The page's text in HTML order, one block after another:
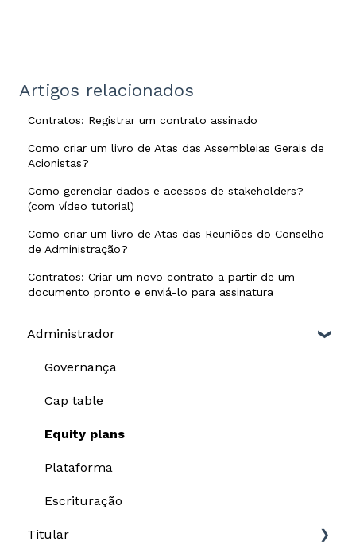
Artigos relacionados
Contratos: Registrar um contrato assinado
Como criar um livro de Atas das Assembleias Gerais de
Acionistas?
Como gerenciar dados e acessos de stakeholders?
(com vídeo tutorial)
Como criar um livro de Atas das Reuniões do Conselho
de Administração?
Contratos: Criar um novo contrato a partir de um
documento pronto e enviá-lo para assinatura
Administrador
Governança
Cap table
Equity plans
Plataforma
Escrituração
Titular